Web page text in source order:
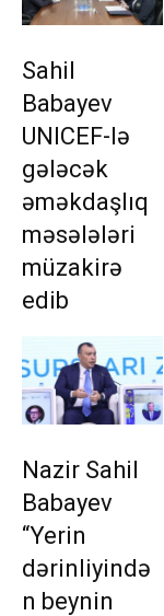
Sahil
Babayev
UNICEF-lə
gələcək
əməkdaşlıq
məsələləri
müzakirə
edib
Nazir Sahil
Babayev
“Yerin
dərinliyində
n beynin